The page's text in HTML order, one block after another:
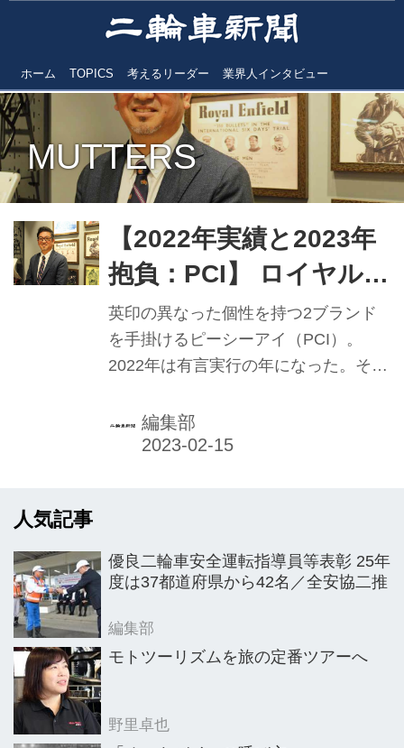
ホーム TOPICS 考えるリーダー 業界人インタビュー
MUTTERS
【2022年実績と2023年
抱負：PCI】 ロイヤルエ
ンフィールド好調で 有
言実行の年に
英印の異なった個性を持つ2ブランド
を手掛けるピーシーアイ（PCI）。
2022年は有言実行の年になった。それ
取締役に聞いた。 ▼ロイヤルエンフィ
ールド（インド） 世界最古の二輪車ブ
実績を300台弱としつつ、22年は「大
きく伸ばしたい」としていた。そして
いう。 「メテオ350とクラシック350
がいい形で売れてくれた。どちらも
ンプルで比較的高価格で...
編集部
人気記事
優良二輪車安全運転指導員等表彰 25年
度は37都道府県から42名／全安協二推
編集部
モトツーリズムを旅の定番ツアーへ
野里卓也